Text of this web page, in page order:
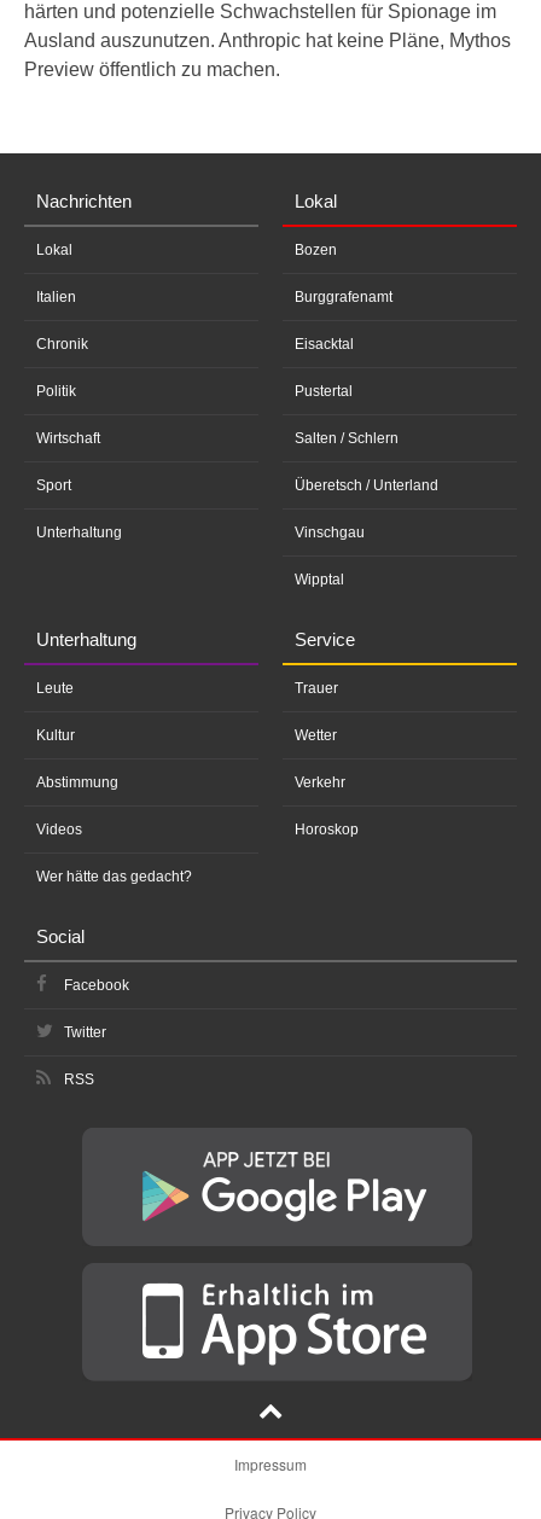
härten und potenzielle Schwachstellen für Spionage im
Ausland auszunutzen. Anthropic hat keine Pläne, Mythos
Preview öffentlich zu machen.
Nachrichten
Lokal
Italien
Chronik
Politik
Wirtschaft
Sport
Unterhaltung
Lokal
Bozen
Burggrafenamt
Eisacktal
Pustertal
Salten / Schlern
Überetsch / Unterland
Vinschgau
Wipptal
Unterhaltung
Leute
Kultur
Abstimmung
Videos
Wer hätte das gedacht?
Service
Trauer
Wetter
Verkehr
Horoskop
Social
Facebook
Twitter
RSS
Impressum
Privacy Policy